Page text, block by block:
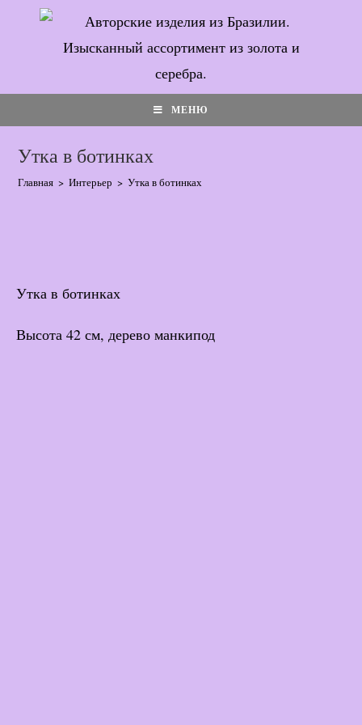
Перейти
содержимому
МЕНЮ
Утка в ботинках
Главная > Интерьер > Утка в ботинках
Утка в ботинках
Высота 42 см, дерево манкипод